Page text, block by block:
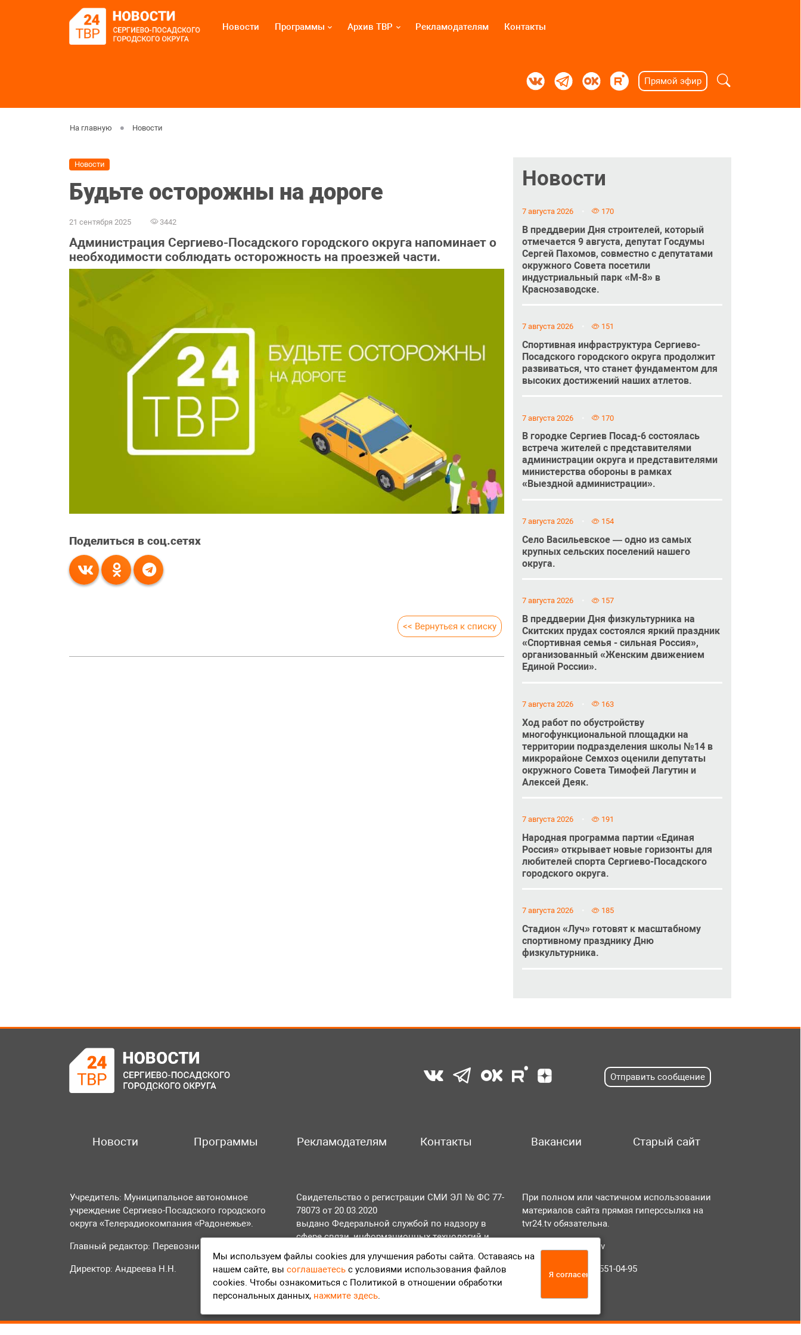
Новости Программы Архив ТВР Рекламодателям Контакты
Прямой эфир
На главную Новости
Новости
Будьте осторожны на дороге
21 сентября 2025 3442
Администрация Сергиево-Посадского городского округа напоминает о
необходимости соблюдать осторожность на проезжей части.
Поделиться в соц.сетях
<< Вернуться к списку
Новости
7 августа 2026 170
В преддверии Дня строителей, который
отмечается 9 августа, депутат Госдумы
Сергей Пахомов, совместно с депутатами
окружного Совета посетили
индустриальный парк «М-8» в
Краснозаводске.
7 августа 2026 151
Спортивная инфраструктура Сергиево-
Посадского городского округа продолжит
развиваться, что станет фундаментом для
высоких достижений наших атлетов.
7 августа 2026 170
В городке Сергиев Посад-6 состоялась
встреча жителей с представителями
администрации округа и представителями
министерства обороны в рамках
«Выездной администрации».
7 августа 2026 154
Село Васильевское — одно из самых
крупных сельских поселений нашего
округа.
7 августа 2026 157
В преддверии Дня физкультурника на
Скитских прудах состоялся яркий праздник
«Спортивная семья - сильная Россия»,
организованный «Женским движением
Единой России».
7 августа 2026 163
Ход работ по обустройству
многофункциональной площадки на
территории подразделения школы №14 в
микрорайоне Семхоз оценили депутаты
окружного Совета Тимофей Лагутин и
Алексей Деяк.
7 августа 2026 191
Народная программа партии «Единая
Россия» открывает новые горизонты для
любителей спорта Сергиево-Посадского
городского округа.
7 августа 2026 185
Стадион «Луч» готовят к масштабному
спортивному празднику Дню
физкультурника.
Отправить сообщение
Новости Программы Рекламодателям Контакты Вакансии Старый сайт
Учредитель: Муниципальное автономное
учреждение Сергиево-Посадского городского
округа «Телерадиокомпания «Радонежье».
Главный редактор: Перевозникова О.А.
Директор: Андреева Н.Н.
Свидетельство о регистрации СМИ ЭЛ № ФС 77-
78073 от 20.03.2020
выдано Федеральной службой по надзору в
сфере связи, информационных технологий и
массовых коммуникаций (Роскомнадзор).
Положение об обработке персональных данных
Согласие на обработку персональных данных
При полном или частичном использовании
материалов сайта прямая гиперссылка на
tvr24.tv обязательна.
info@tvr24.tv
Телефон: +7 (496) 551-04-95
Мы используем файлы cookies для улучшения работы сайта. Оставаясь на
нашем сайте, вы соглашаетесь с условиями использования файлов
cookies. Чтобы ознакомиться с Политикой в отношении обработки
персональных данных, нажмите здесь.
Я согласен